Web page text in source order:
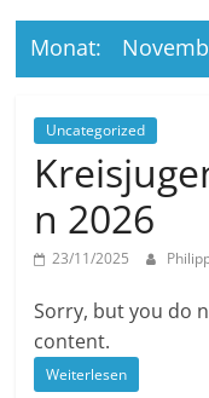
Monat:
Uncategorized
n 2026
23/11/2025
Sorry, but you do
content.
Weiterlesen